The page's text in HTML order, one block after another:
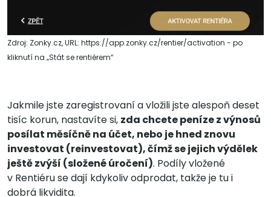
Zdroj: Zonky.cz, URL: https://app.zonky.cz/rentier/activation - po
kliknutí na „Stát se rentiérem“
Jakmile jste zaregistrovaní a vložili jste alespoň deset
tisíc korun, nastavíte si, zda chcete peníze z výnosů
posílat měsíčně na účet, nebo je hned znovu
investovat (reinvestovat), čímž se jejich výdělek
ještě zvýší (složené úročení). Podíly vložené
v Rentiéru se dají kdykoliv odprodat, takže je tu i
dobrá likvidita.